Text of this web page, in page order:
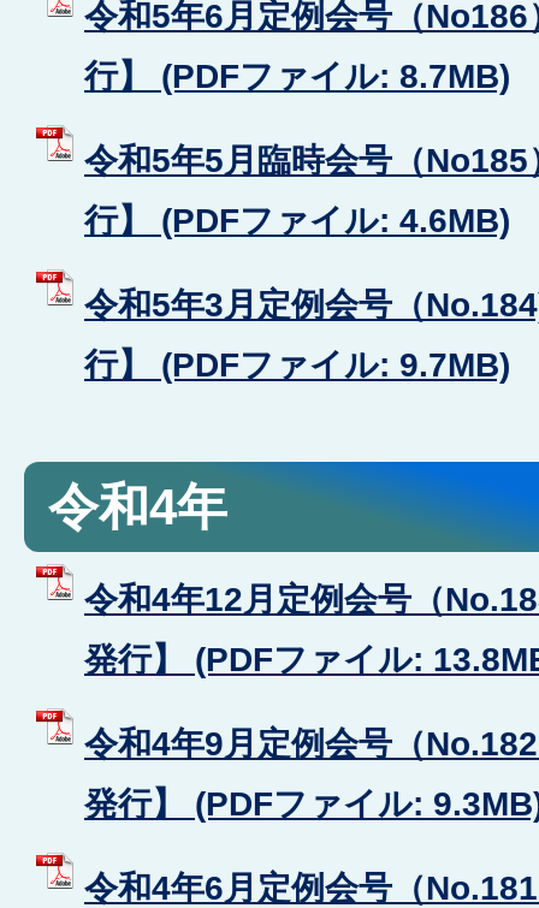
令和5年6月定例会号（
行】 (PDFファイル: 8.7MB)
令和5年5月臨時会号（
行】 (PDFファイル: 4.6MB)
令和5年3月定例会号（
行】 (PDFファイル: 9.7MB)
令和4年
令和4年12月定例会号（
発行】 (PDFファイル:
令和4年9月定例会号（
発行】 (PDFファイル:
令和4年6月定例会号（